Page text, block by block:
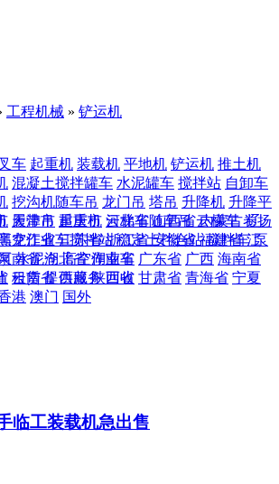
工程机械 » 铲运机
叉车 起重机 装载机 平地机 铲运机 推土机
混凝土搅拌罐车 水泥罐车 搅拌站 自卸车
挖沟机随车吊 龙门吊 塔吊 升降机 升降平
履带吊 起重机 云梯车随车吊 云梯车 卷扬
空作业车搅拌站 稳定土拌合站 搅拌车 泵
水泥仓 高空作业车
天津市 重庆市 河北省 山西省 内蒙古 辽
龙江省 江苏省 浙江省 安徽省 福建省 江
南省 湖北省 湖南省 广东省 广西 海南省
云南省 西藏 陕西省 甘肃省 青海省 宁夏
港 澳门 国外
租赁 提供服务 回收
临工装载机急出售